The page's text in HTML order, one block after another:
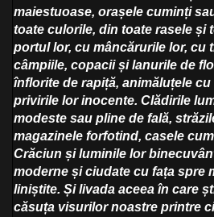
maiestuoase, orașele cuminți
toate culorile, din toate rasele și
portul lor, cu mâncărurile lor, cu
câmpiile, copacii și lanurile de
înflorite de rapiță, animăluțele
privirile lor inocente. Clădirile
modeste sau pline de fală,
magazinele forfotind, casele
Crăciun și luminile lor
moderne și ciudate cu fața spre
liniștite. Și livada aceea în care
căsuța visurilor noastre printre